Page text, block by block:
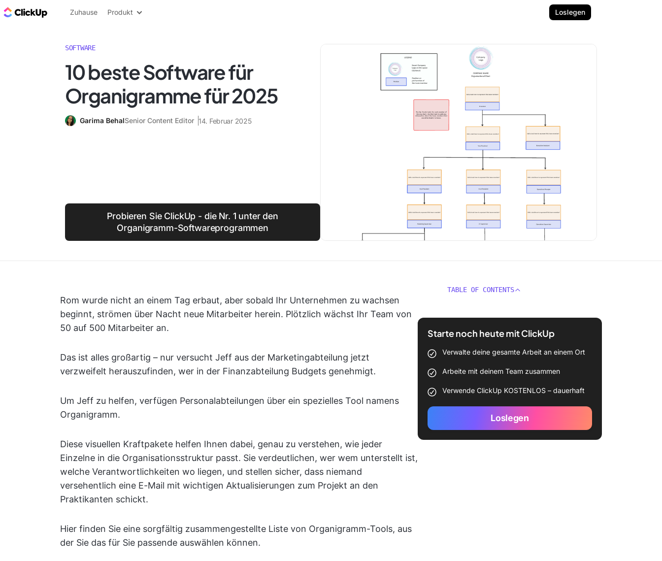
ClickUp Blog
Zuhause Produkt Loslegen
SOFTWARE
10 beste Software für
Organigramme für 2025
Garima BehalSenior Content Editor 14. Februar 2025
Probieren Sie ClickUp - die Nr. 1 unter den
Organigramm-Softwareprogrammen
Rom wurde nicht an einem Tag erbaut, aber sobald Ihr Unternehmen zu wachsen
beginnt, strömen über Nacht neue Mitarbeiter herein. Plötzlich wächst Ihr Team von
50 auf 500 Mitarbeiter an.
Das ist alles großartig – nur versucht Jeff aus der Marketingabteilung jetzt
verzweifelt herauszufinden, wer in der Finanzabteilung Budgets genehmigt.
Um Jeff zu helfen, verfügen Personalabteilungen über ein spezielles Tool namens
Organigramm.
Diese visuellen Kraftpakete helfen Ihnen dabei, genau zu verstehen, wie jeder
Einzelne in die Organisationsstruktur passt. Sie verdeutlichen, wer wem unterstellt ist,
welche Verantwortlichkeiten wo liegen, und stellen sicher, dass niemand
versehentlich eine E-Mail mit wichtigen Aktualisierungen zum Projekt an den
Praktikanten schickt.
Hier finden Sie eine sorgfältig zusammengestellte Liste von Organigramm-Tools, aus
der Sie das für Sie passende auswählen können.
TABLE OF CONTENTS
Starte noch heute mit ClickUp
Verwalte deine gesamte Arbeit an einem Ort
Arbeite mit deinem Team zusammen
Verwende ClickUp KOSTENLOS – dauerhaft
Loslegen